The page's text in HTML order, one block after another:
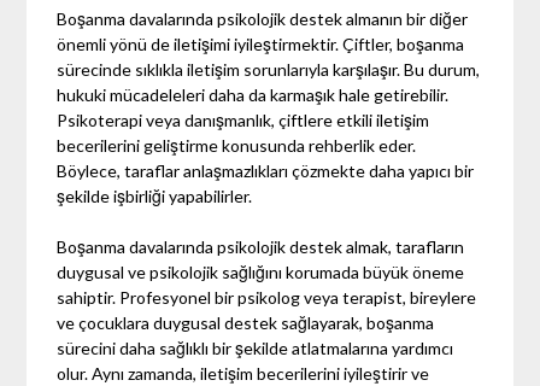
Boşanma davalarında psikolojik destek almanın bir diğer
önemli yönü de iletişimi iyileştirmektir. Çiftler, boşanma
sürecinde sıklıkla iletişim sorunlarıyla karşılaşır. Bu durum,
hukuki mücadeleleri daha da karmaşık hale getirebilir.
Psikoterapi veya danışmanlık, çiftlere etkili iletişim
becerilerini geliştirme konusunda rehberlik eder.
Böylece, taraflar anlaşmazlıkları çözmekte daha yapıcı bir
şekilde işbirliği yapabilirler.
Boşanma davalarında psikolojik destek almak, tarafların
duygusal ve psikolojik sağlığını korumada büyük öneme
sahiptir. Profesyonel bir psikolog veya terapist, bireylere
ve çocuklara duygusal destek sağlayarak, boşanma
sürecini daha sağlıklı bir şekilde atlatmalarına yardımcı
olur. Aynı zamanda, iletişim becerilerini iyileştirir ve